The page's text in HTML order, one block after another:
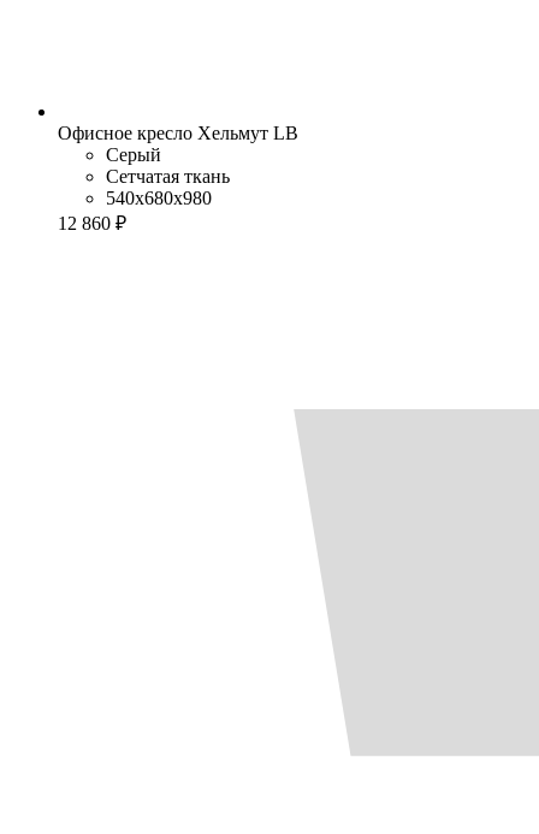
Офисное кресло Хельмут LB
Серый
Сетчатая ткань
540x680x980
12 860 ₽